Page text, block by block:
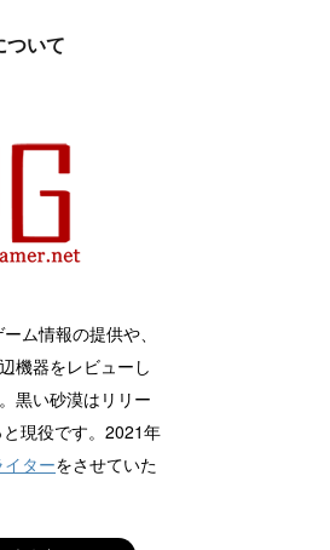
ついて
ム情報の提供や、
機器をレビューし
黒い砂漠はリリー
現役です。2021年
イターをさせていた